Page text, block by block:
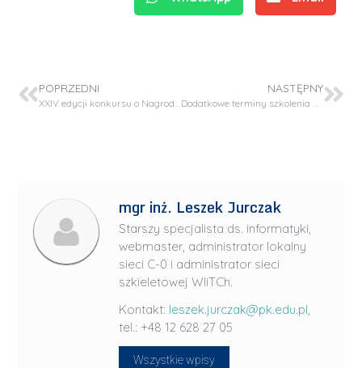
POPRZEDNI
XXIV edycji konkursu o Nagrodę im. Profesora Zbigniewa Engela
NASTĘPNY
Dodatkowe terminy szkolenia bibliotecznego dla studentów I roku II stopnia.
mgr inż. Leszek Jurczak
Starszy specjalista ds. informatyki,
webmaster, administrator lokalny
sieci C-0 i administrator sieci
szkieletowej WIiTCh.
Kontakt: leszek.jurczak@pk.edu.pl,
tel.: +48 12 628 27 05
Wszystkie wpisy